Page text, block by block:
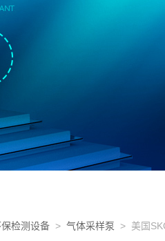
检测设备 > 气体采样泵 > 美国